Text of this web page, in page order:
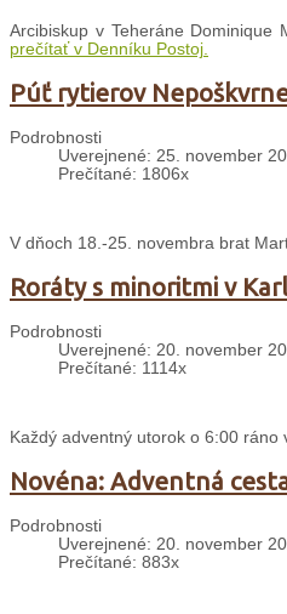
Arcibiskup v Teheráne
prečítať v Denníku Postoj.
Púť rytierov
Podrobnosti
Uverejnené: 25. november
Prečítané: 1806x
V dňoch 18.-25. novembra brat
Roráty s minoritmi v
Podrobnosti
Uverejnené: 20. november
Prečítané: 1114x
Každý adventný utorok o 6:00
Novéna: Adventná
Podrobnosti
Uverejnené: 20. november
Prečítané: 883x